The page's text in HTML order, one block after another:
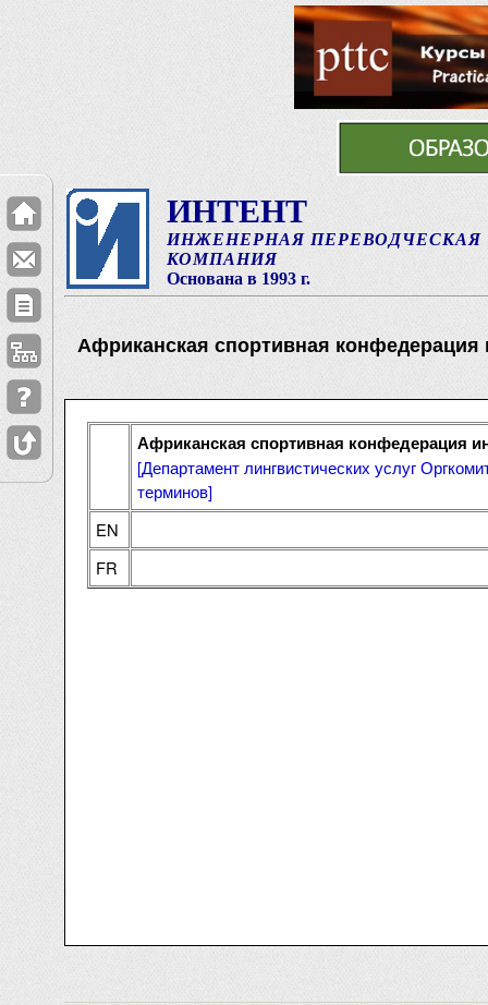
ИНТЕНТ
ИНЖЕНЕРНАЯ ПЕРЕВОДЧЕСКАЯ
КОМПАНИЯ
Основана в 1993 г.
Африканская спортивная конфедерация
Африканская спортивная конфедерация
[Департамент лингвистических услуг
терминов]
EN
FR